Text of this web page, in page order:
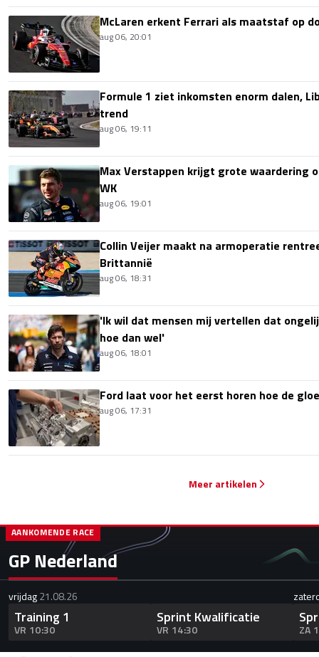
McLaren erkent Ferrari als maatstaf op
aug 06, 20:01
Formule 1 ziet inkomsten enorm dalen,
trend
aug 06, 19:11
Max Verstappen krijgt grote waardering
WK
aug 06, 19:01
Collin Veijer maakt na armoperatie
Brittannië
aug 06, 18:31
'Ik wil dat mensen mij vertellen dat
hoe dan wel'
aug 06, 18:01
Ford laat voor het eerst horen hoe de
aug 06, 17:31
Meer artikelen
GP Nederland
AANKOMENDE RACE
vrijdag21.08.26
Training 1
VR 10:30
Sprint Kwalificatie
VR 14:30 ZA